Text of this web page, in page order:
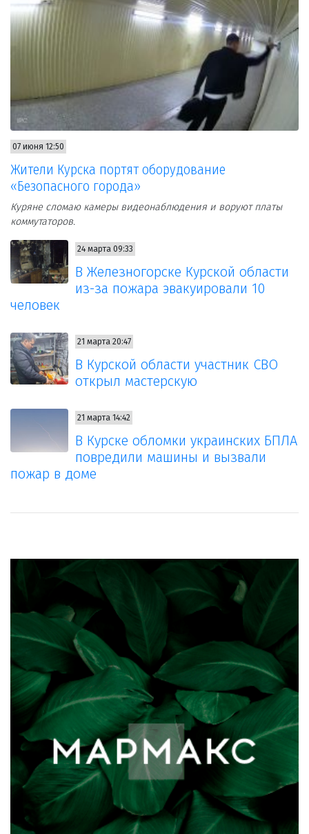
07 июня 12:50
Жители Курска портят оборудование
«Безопасного города»
Куряне сломаю камеры видеонаблюдения и воруют платы
коммутаторов.
24 марта 09:33
В Железногорске Курской области
из-за пожара эвакуировали 10
человек
21 марта 20:47
В Курской области участник СВО
открыл мастерскую
21 марта 14:42
В Курске обломки украинских БПЛА
повредили машины и вызвали
пожар в доме